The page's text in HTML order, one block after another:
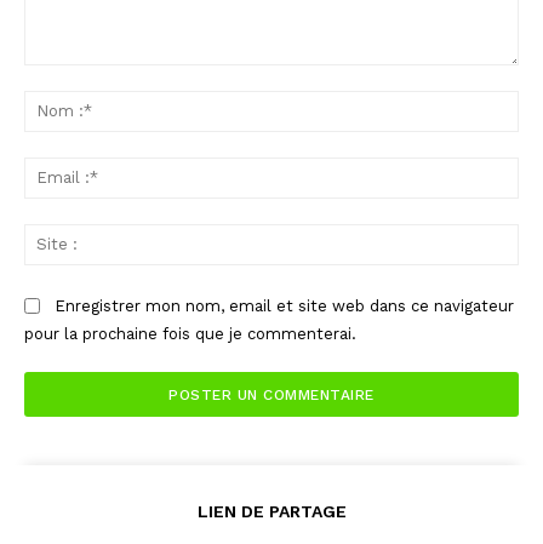
Enregistrer mon nom, email et site web dans ce navigateur
pour la prochaine fois que je commenterai.
LIEN DE PARTAGE